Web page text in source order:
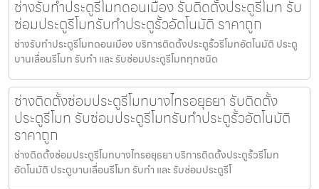
ช่างรับทำประตูรีโมทดอนเมือง รับติดตั้งประตูรีโมท รับ
ซ่อมประตูรีโมทรับทำประตูรั้วอัตโนมัติ ราคาถูก
ช่างรับทำประตูรีโมทดอนเมือง บริการติดตั้งประตูรั้วรีโมทอัตโนมัติ ประตู
บานเลื่อนรีโมท รับทำ และ รับซ่อมประตูรีโมททุกชนิด
ช่างติดตั้งซ่อมประตูรีโมทบางไทรอยุธยา รับติดตั้ง
ประตูรีโมท รับซ่อมประตูรีโมทรับทำประตูรั้วอัตโนมัติ
ราคาถูก
ช่างติดตั้งซ่อมประตูรีโมทบางไทรอยุธยา บริการติดตั้งประตูรั้วรีโมท
อัตโนมัติ ประตูบานเลื่อนรีโมท รับทำ และ รับซ่อมประตูรีโ